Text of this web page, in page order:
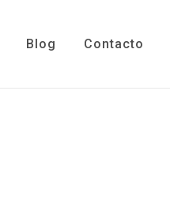
Blog Contacto